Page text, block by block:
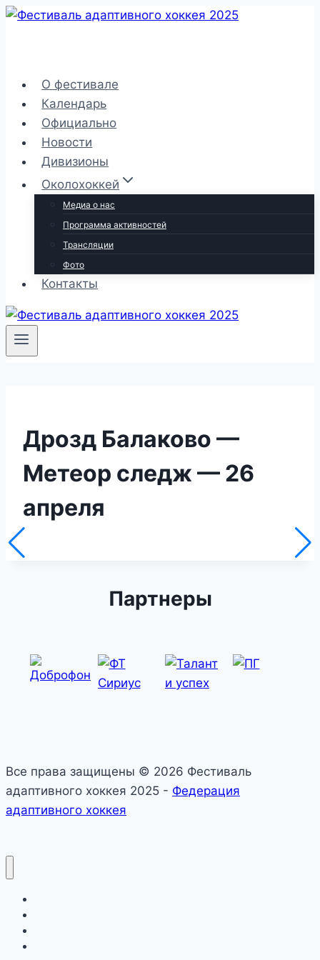
Перейти
О фестивале
Календарь
Официально
Новости
Дивизионы
Околохоккей
Медиа о нас
Программа активностей
Трансляции
Фото
Контакты
Дрозд Балаково —
Метеор следж — 26
апреля
Партнеры
Все права защищены © 2026 Фестиваль
адаптивного хоккея 2025 - Федерация
адаптивного хоккея